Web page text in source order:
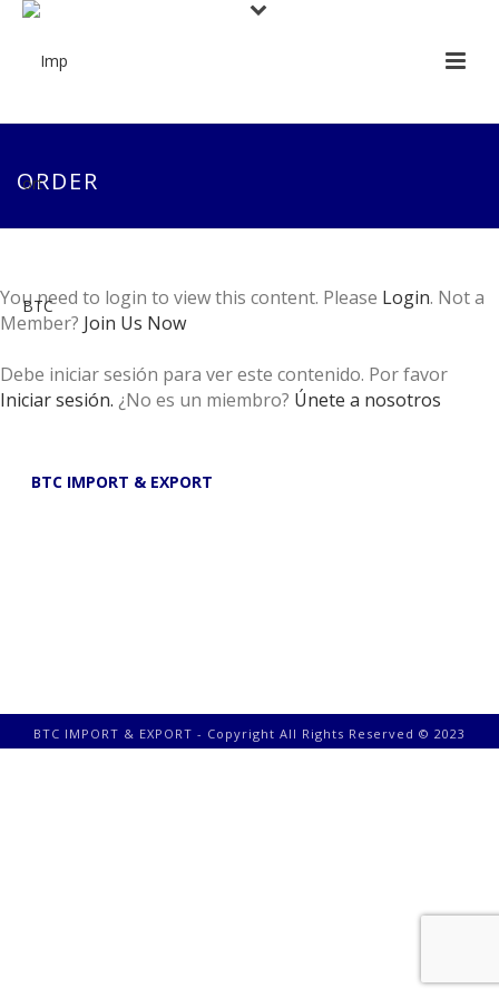
ORDER
You need to login to view this content. Please Login. Not a
Member? Join Us Now
Debe iniciar sesión para ver este contenido. Por favor
Iniciar sesión. ¿No es un miembro? Únete a nosotros
BTC IMPORT & EXPORT
BTC IMPORT & EXPORT - Copyright All Rights Reserved © 2023